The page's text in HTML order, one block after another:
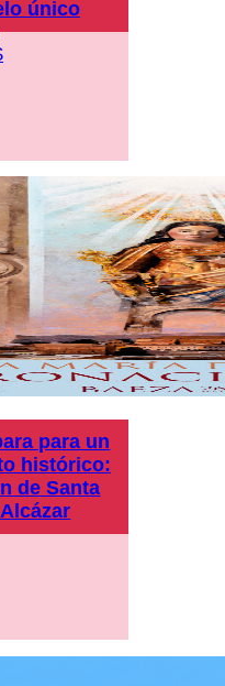
único
para un
histórico:
de Santa